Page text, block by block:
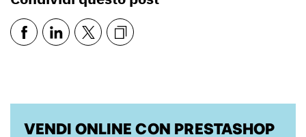
VENDI ONLINE CON PRESTASHOP